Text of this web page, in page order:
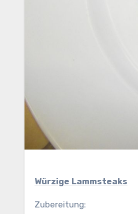
Würzige Lammsteaks
Zubereitung: